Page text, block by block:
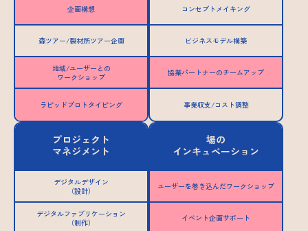
企画構想
森ツアー/製材所ツアー企画
地域/ユーザーとの
ワークショップ
ラピッドプロトタイピング
コンセプトメイキング
ビジネスモデル構築
協業パートナーのチームアップ
事業収支/コスト調整
プロジェクト
マネジメント
デジタルデザイン
（設計）
デジタルファブリケーション
（制作）
場の
インキュベーション
ユーザーを巻き込んだワークショップ
イベント企画サポート